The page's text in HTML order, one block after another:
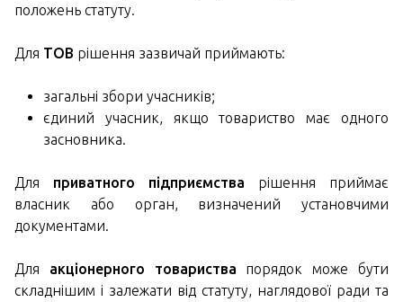
положень статуту.
Для ТОВ рішення зазвичай приймають:
загальні збори учасників;
єдиний учасник, якщо товариство має одного
засновника.
Для приватного підприємства рішення приймає
власник або орган, визначений установчими
документами.
Для акціонерного товариства порядок може бути
складнішим і залежати від статуту, наглядової ради та